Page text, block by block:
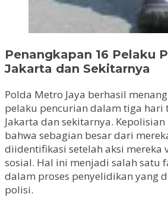
Penangkapan 16 Pelaku
Jakarta dan Sekitarnya
Polda Metro Jaya berhasil
pelaku pencurian dalam tiga hari
Jakarta dan sekitarnya.
bahwa sebagian besar dari
diidentifikasi setelah aksi mereka
sosial. Hal ini menjadi salah satu
dalam proses penyelidikan yang
polisi.